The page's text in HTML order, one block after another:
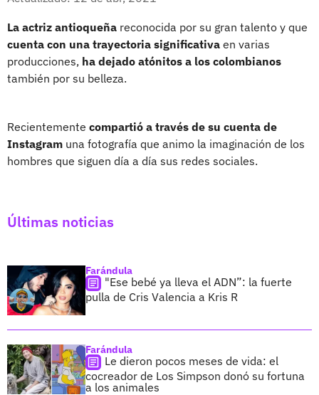
La actriz antioqueña reconocida por su gran talento y que
cuenta con una trayectoria significativa en varias
producciones, ha dejado atónitos a los colombianos
también por su belleza.
Recientemente compartió a través de su cuenta de
Instagram una fotografía que animo la imaginación de los
hombres que siguen día a día sus redes sociales.
Últimas noticias
Farándula
"Ese bebé ya lleva el ADN”: la fuerte
pulla de Cris Valencia a Kris R
Farándula
Le dieron pocos meses de vida: el
cocreador de Los Simpson donó su fortuna
a los animales